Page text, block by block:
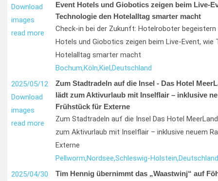
Download
images
read more
Event Hotels und Giobotics zeigen beim Live-
Technologie den Hotelalltag smarter macht
Check-in bei der Zukunft: Hotelroboter begeistern
Hotels und Giobotics zeigen beim Live-Event, wie
Hotelalltag smarter macht
Bochum,Köln,Kiel,Deutschland
2025/05/12
Download
images
read more
Zum Stadtradeln auf die Insel - Das Hotel
lädt zum Aktivurlaub mit Inselflair – inklusive
Frühstück für Externe
Zum Stadtradeln auf die Insel Das Hotel
zum Aktivurlaub mit Inselflair – inklusive neuem
Externe
Pellworm,Nordsee,Schleswig-Holstein,Deutschland
2025/04/30
Tim Hennig übernimmt das „Waastwinj“ auf